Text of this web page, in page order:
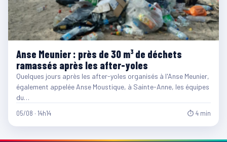
Anse Meunier : près de 30 m³ de déchets
ramassés après les after-yoles
Quelques jours après les after-yoles organisés à l'Anse Meunier,
également appelée Anse Moustique, à Sainte-Anne, les équipes
du…
05/08 · 14h14 ⏱ 4 min